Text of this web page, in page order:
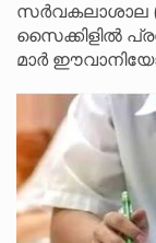
സർവകലാശാല
സൈക്കിളിൽ
മാർ